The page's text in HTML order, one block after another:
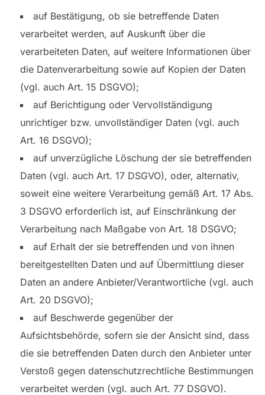
auf Bestätigung, ob sie betreffende Daten
verarbeitet werden, auf Auskunft über die
verarbeiteten Daten, auf weitere Informationen über
die Datenverarbeitung sowie auf Kopien der Daten
(vgl. auch Art. 15 DSGVO);
auf Berichtigung oder Vervollständigung
unrichtiger bzw. unvollständiger Daten (vgl. auch
Art. 16 DSGVO);
auf unverzügliche Löschung der sie betreffenden
Daten (vgl. auch Art. 17 DSGVO), oder, alternativ,
soweit eine weitere Verarbeitung gemäß Art. 17 Abs.
3 DSGVO erforderlich ist, auf Einschränkung der
Verarbeitung nach Maßgabe von Art. 18 DSGVO;
auf Erhalt der sie betreffenden und von ihnen
bereitgestellten Daten und auf Übermittlung dieser
Daten an andere Anbieter/Verantwortliche (vgl. auch
Art. 20 DSGVO);
auf Beschwerde gegenüber der
Aufsichtsbehörde, sofern sie der Ansicht sind, dass
die sie betreffenden Daten durch den Anbieter unter
Verstoß gegen datenschutzrechtliche Bestimmungen
verarbeitet werden (vgl. auch Art. 77 DSGVO).